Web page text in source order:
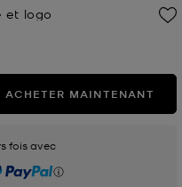
et logo
ACHETER MAINTENANT
fois avec